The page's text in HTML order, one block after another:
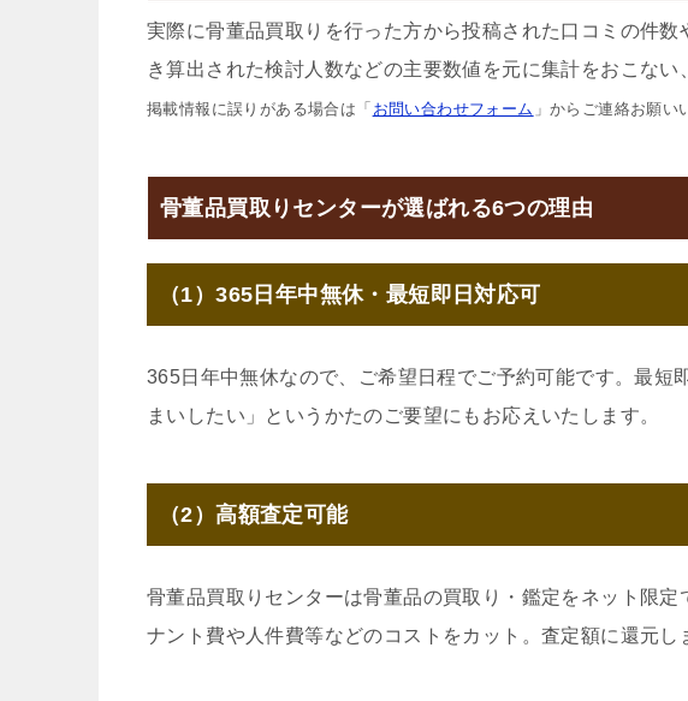
実際に骨董品買取りを行った方から投稿された口コミの件
き算出された検討人数などの主要数値を元に集計をおこない
掲載情報に誤りがある場合は「 お問い合わせフォーム 」からご連絡お願い
骨董品買取りセンターが選ばれる6つの理由
（1）365日年中無休・最短即日対応可
365日年中無休なので、ご希望日程でご予約可能です。最短
まいしたい」というかたのご要望にもお応えいたします。
（2）高額査定可能
骨董品買取りセンターは骨董品の買取り・鑑定をネット限
ナント費や人件費等などのコストをカット。査定額に還元し